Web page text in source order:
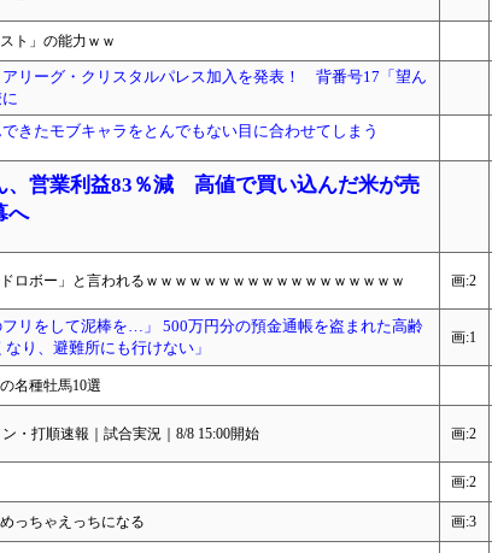
ト」の能力ｗｗ
アリーグ・クリスタルパレス加入を発表！ 背番号17「望ん
きたモブキャラをとんでもない目に合わせてしまう
、営業利益83％減 高値で買い込んだ米が売
へ
ロボー」と言われるｗｗｗｗｗｗｗｗｗｗｗｗｗｗｗｗｗｗ 画:2
フリをして泥棒を…」 500万円分の預金通帳を盗まれた高齢
り、避難所にも行けない」
画:1
名種牡馬10選
・打順速報｜試合実況｜8/8 15:00開始 画:2
画:2
っちゃえっちになる 画:3